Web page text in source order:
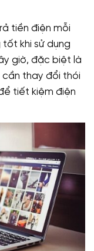
tiền điện mỗi
khi sử dụng
giờ, đặc biệt là
cần thay đổi thói
tiết kiệm điện